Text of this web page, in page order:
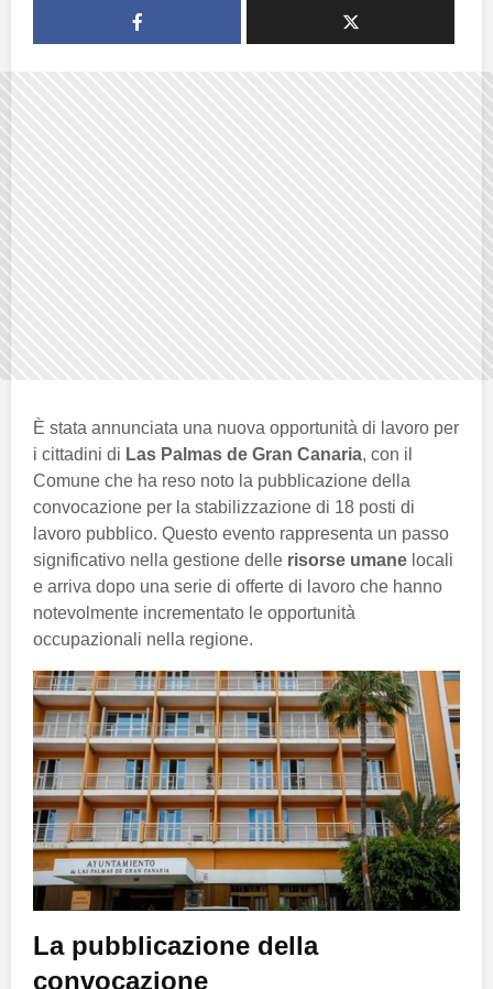
È stata annunciata una nuova opportunità di lavoro per
i cittadini di Las Palmas de Gran Canaria, con il
Comune che ha reso noto la pubblicazione della
convocazione per la stabilizzazione di 18 posti di
lavoro pubblico. Questo evento rappresenta un passo
significativo nella gestione delle risorse umane locali
e arriva dopo una serie di offerte di lavoro che hanno
notevolmente incrementato le opportunità
occupazionali nella regione.
La pubblicazione della
convocazione